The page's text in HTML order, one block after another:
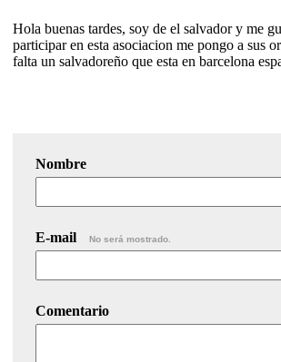
Hola buenas tardes, soy de el salvador y me
participar en esta asociacion me pongo a sus
falta un salvadoreño que esta en barcelona
Nombre
E-mail No será mostrado.
Comentario